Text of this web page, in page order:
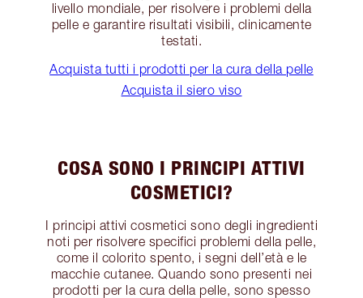
livello mondiale, per risolvere i problemi della
pelle e garantire risultati visibili, clinicamente
testati.
Acquista tutti i prodotti per la cura della pelle
Acquista il siero viso
COSA SONO I PRINCIPI ATTIVI
COSMETICI?
I principi attivi cosmetici sono degli ingredienti
noti per risolvere specifici problemi della pelle,
come il colorito spento, i segni dell’età e le
macchie cutanee. Quando sono presenti nei
prodotti per la cura della pelle, sono spesso